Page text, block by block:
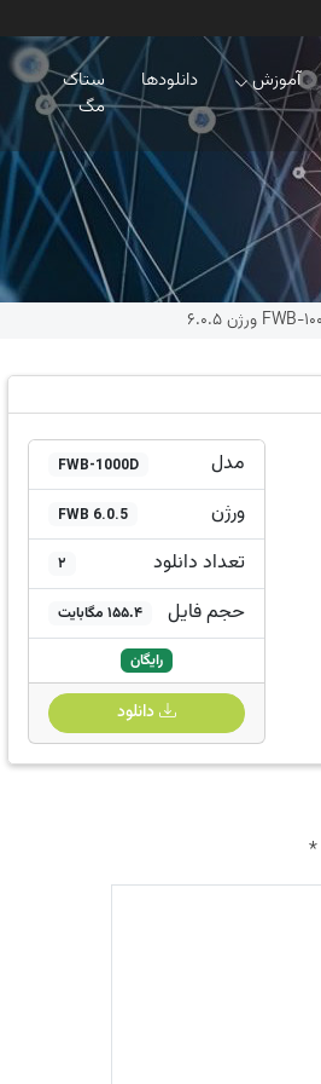
آموزش دانلودها
ستاک
مگ
مدل FWB-1000D
ورژن FWB 6.0.5
تعداد دانلود 2
حجم فایل 155.4 مگابایت
رایگان
دانلود
*